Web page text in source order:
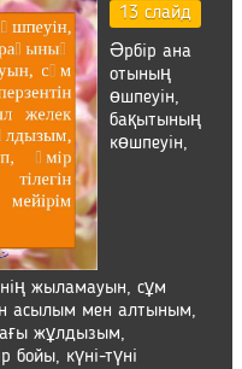
13 слайд
Әрбір ана
отының
өшпеуін,
бақытының
көшпеуін,
жыламауын, сұм
асылым мен алтыным,
жұлдызым,
күні-түні